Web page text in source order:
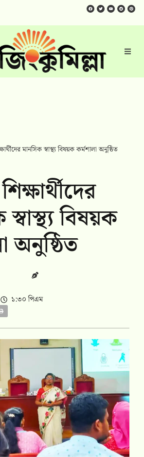
মানসিক স্বাস্থ্য বিষয়ক কর্মশালা অনুষ্ঠিত
বিষয়ক
অনুষ্ঠিত
১:৩০ পিএম